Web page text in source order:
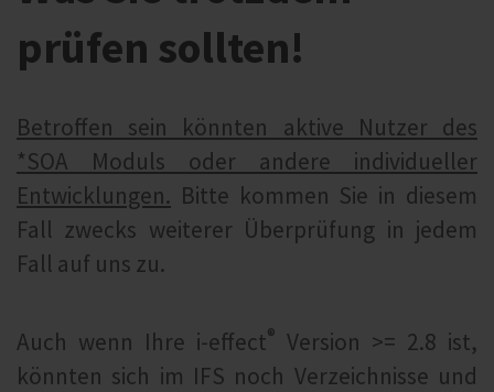
prüfen sollten!
Betroffen sein könnten aktive Nutzer des
*SOA Moduls oder andere individueller
Entwicklungen. Bitte kommen Sie in diesem
Fall zwecks weiterer Überprüfung in jedem
Fall auf uns zu.
Auch wenn Ihre i‑effect® Version >= 2.8 ist,
könnten sich im IFS noch Verzeichnisse und